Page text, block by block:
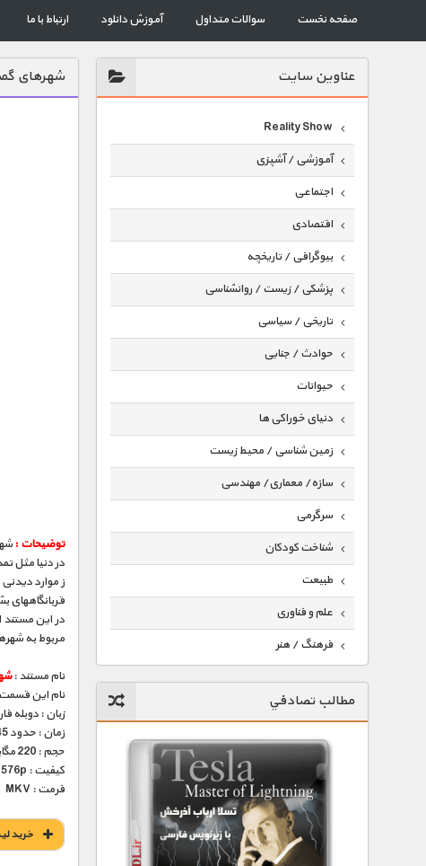
صفحه نخست سوالات متداول آموزش دانلود ارتباط با ما
عناوين سايت
Reality Show
آموزشی / آشپزی
اجتماعی
اقتصادی
بیوگرافی / تاریخچه
پزشکی / زیست / روانشناسی
تاریخی / سیاسی
حوادث / جنایی
حیوانات
دنیای خوراکی ها
زمین شناسی / محیط زیست
سازه/ معماری/ مهندسی
سرگرمی
شناخت کودکان
طبیعت
علم و فناوری
فرهنگ / هنر
گردشگری
ماورایی
مسابقات / ورزشی
مستند های اختصاصی
مطالب تصادفي
شهرهای
توضیحات :
در دنیا مثل
قربانگاههای
در این مستند
مربوط به
نام مستند :
نام این
زبان : دوبله
زمان : حدود 45 دقیقه
حجم : 220 مگابایت
کیفیت : 576p (عالی)
فرمت : MKV
خريد